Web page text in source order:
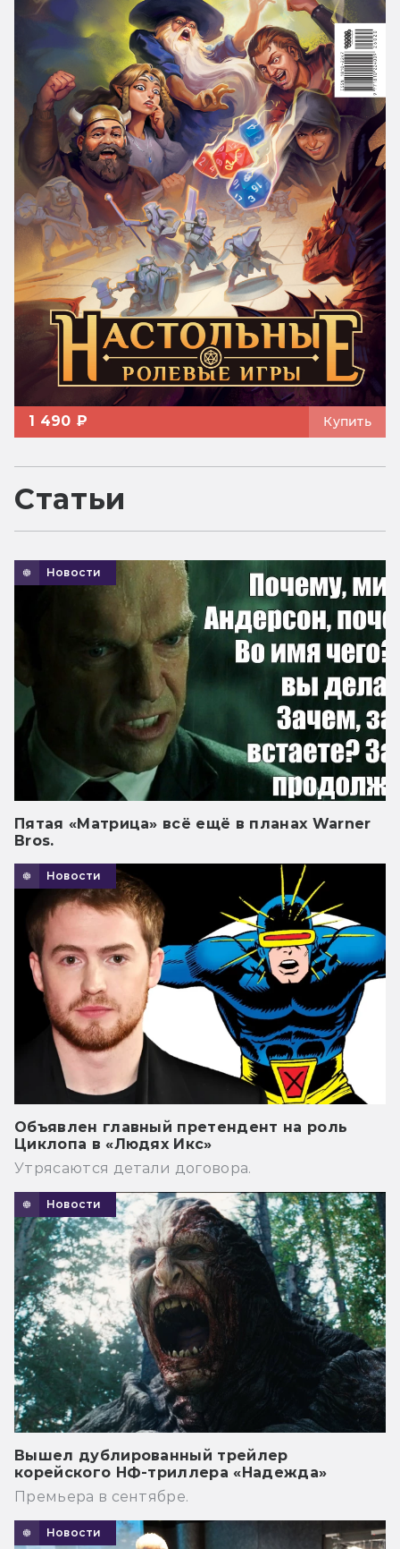
1 490 ₽ Купить
Статьи
Новости
Пятая «Матрица» всё ещё в планах Warner
Bros.
Новости
Объявлен главный претендент на роль
Циклопа в «Людях Икс»
Утрясаются детали договора.
Новости
Вышел дублированный трейлер
корейского НФ-триллера «Надежда»
Премьера в сентябре.
Новости